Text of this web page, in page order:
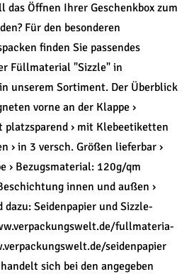
das Öffnen Ihrer Geschenkbox zum
Für den besonderen
finden Sie passendes
Füllmaterial "Sizzle" in
unserem Sortiment. Der Überblick
vorne an der Klappe ›
› mit Klebeetiketten
› in 3 versch. Größen lieferbar ›
› Bezugsmaterial: 120g/qm
innen und außen ›
dazu: Seidenpapier und Sizzle-
fullmateria-
seidenpapier
sich bei den angegeben